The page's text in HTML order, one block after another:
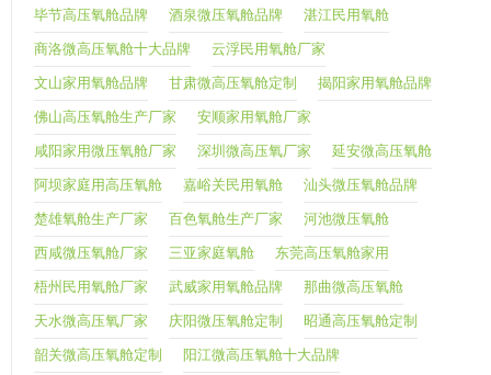
毕节高压氧舱品牌 酒泉微压氧舱品牌 湛江民用氧舱
商洛微高压氧舱十大品牌 云浮民用氧舱厂家
文山家用氧舱品牌 甘肃微高压氧舱定制 揭阳家用氧舱品牌
佛山高压氧舱生产厂家 安顺家用氧舱厂家
咸阳家用微压氧舱厂家 深圳微高压氧厂家 延安微高压氧舱
阿坝家庭用高压氧舱 嘉峪关民用氧舱 汕头微压氧舱品牌
楚雄氧舱生产厂家 百色氧舱生产厂家 河池微压氧舱
西咸微压氧舱厂家 三亚家庭氧舱 东莞高压氧舱家用
梧州民用氧舱厂家 武威家用氧舱品牌 那曲微高压氧舱
天水微高压氧厂家 庆阳微压氧舱定制 昭通高压氧舱定制
韶关微高压氧舱定制 阳江微高压氧舱十大品牌